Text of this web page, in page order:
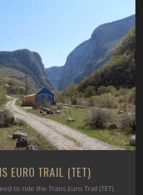
EURO TRAIL (TET)
to ride the Trans Euro Trail (TET).